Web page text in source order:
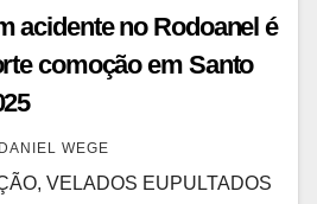
acidente no Rodoanel é
comoção em Santo
DANIEL WEGE
VELADOS EUPULTADOS